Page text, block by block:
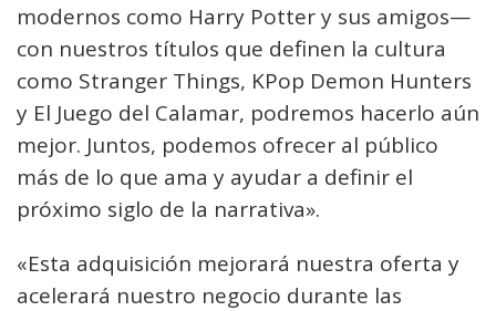
modernos como Harry Potter y sus amigos—
con nuestros títulos que definen la cultura
como Stranger Things, KPop Demon Hunters
y El Juego del Calamar, podremos hacerlo aún
mejor. Juntos, podemos ofrecer al público
más de lo que ama y ayudar a definir el
próximo siglo de la narrativa».
«Esta adquisición mejorará nuestra oferta y
acelerará nuestro negocio durante las